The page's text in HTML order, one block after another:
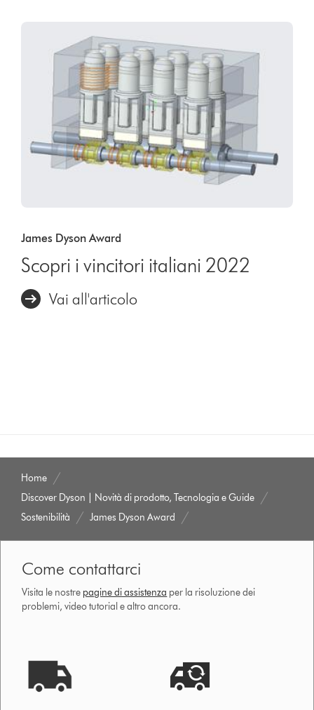
James Dyson Award
Scopri i vincitori italiani 2022
Vai all'articolo
Home
Discover Dyson | Novità di prodotto, Tecnologia e Guide
Sostenibilità
James Dyson Award
Come contattarci
Visita le nostre pagine di assistenza per la risoluzione dei
problemi, video tutorial e altro ancora.